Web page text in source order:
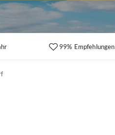
99% Empfehlungen